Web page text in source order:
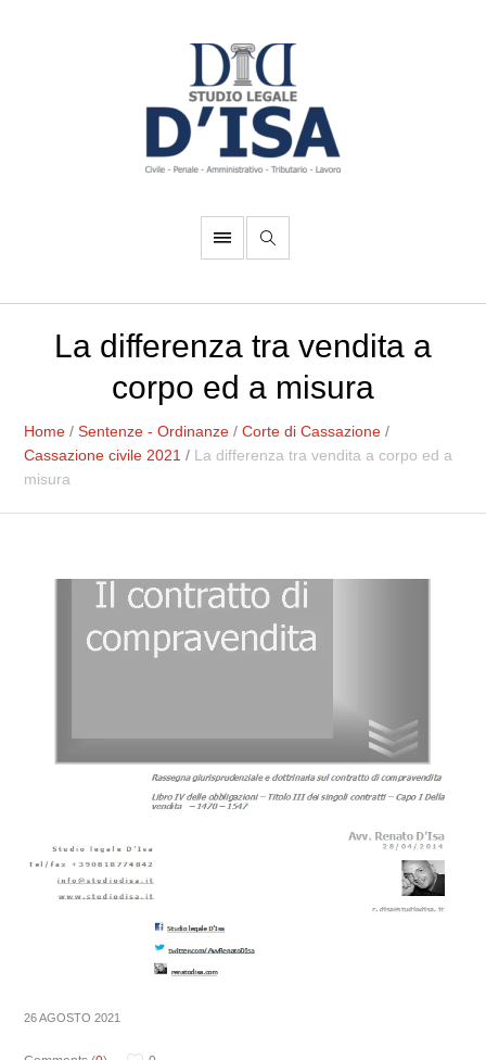
La differenza tra vendita a
corpo ed a misura
Home /Sentenze - Ordinanze /Corte di Cassazione /
Cassazione civile 2021 / La differenza tra vendita a corpo ed a
misura
26 AGOSTO 2021